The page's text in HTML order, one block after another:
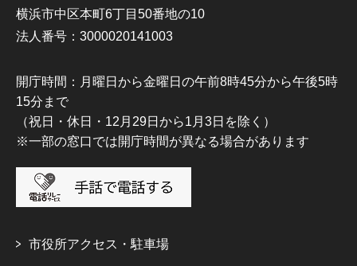
横浜市中区本町6丁目50番地の10
法人番号：3000020141003
開庁時間：月曜日から金曜日の午前8時45分から午後5時
15分まで
（祝日・休日・12月29日から1月3日を除く）
※一部の窓口では開庁時間が異なる場合があります
市役所アクセス・駐車場